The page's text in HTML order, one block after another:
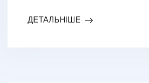
ДЕТАЛЬНІШЕ